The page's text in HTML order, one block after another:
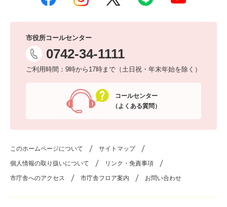
市役所コールセンター
0742-34-1111
ご利用時間：9時から17時まで（土日祝・年末年始を除く）
コールセンター
（よくある質問）
このホームページについて サイトマップ
個人情報の取り扱いについて リンク・免責事項
市庁舎へのアクセス 市庁舎フロア案内 お問い合わせ